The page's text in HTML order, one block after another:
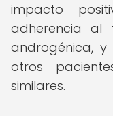
impacto
adherencia al
androgénica,
otros
similares.